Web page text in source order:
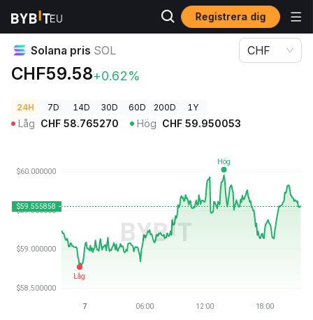
Registrera dig
Kryptopriser
Solana pris SOL
CHF59.58+0.62%
CHF
24H 7D 14D 30D 60D 200D 1Y
Låg CHF 58.765270 Hög CHF 59.950053